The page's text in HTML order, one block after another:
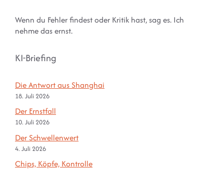
Wenn du Fehler findest oder Kritik hast, sag es. Ich
nehme das ernst.
KI-Briefing
Die Antwort aus Shanghai
18. Juli 2026
Der Ernstfall
10. Juli 2026
Der Schwellenwert
4. Juli 2026
Chips, Köpfe, Kontrolle